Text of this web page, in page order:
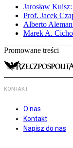
Jarosław
Prof. Jacek
Alberto
Marek A.
Promowane treści
KONTAKT
O nas
Kontakt
Napisz do nas